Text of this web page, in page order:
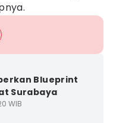
Blueprint
Surabaya
WIB